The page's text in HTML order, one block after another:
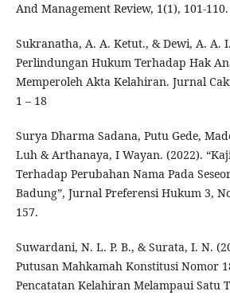
And Management Review, 1(1), 101-110.
Sukranatha, A. A. Ketut., & Dewi, A. A.
Perlindungan Hukum Terhadap Hak
Memperoleh Akta Kelahiran. Jurnal
1 – 18
Surya Dharma Sadana, Putu Gede,
Luh & Arthanaya, I Wayan. (2022).
Terhadap Perubahan Nama Pada
Badung”, Jurnal Preferensi Hukum 3,
157.
Suwardani, N. L. P. B., & Surata, I. N.
Putusan Mahkamah Konstitusi Nomor
Pencatatan Kelahiran Melampaui Satu